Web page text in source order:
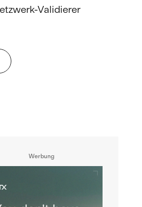
Validierer
Werbung